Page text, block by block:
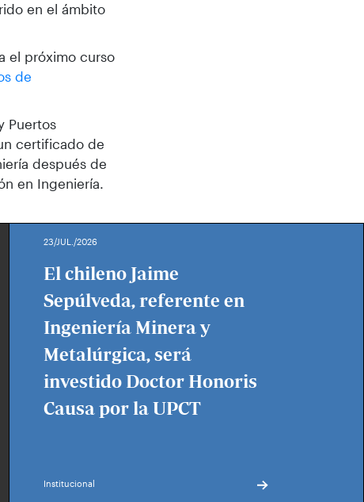
en el ámbito
el próximo curso
de
Puertos
certificado de
después de
en Ingeniería.
23/JUL./2026
El chileno Jaime
Sepúlveda, referente en
Ingeniería Minera y
Metalúrgica, será
investido Doctor Honoris
Causa por la UPCT
Institucional